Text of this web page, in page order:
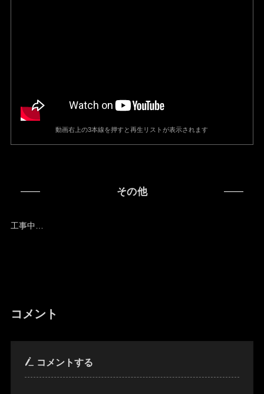
動画右上の3本線を押すと再生リストが表示されます
その他
工事中…
コメント
コメントする